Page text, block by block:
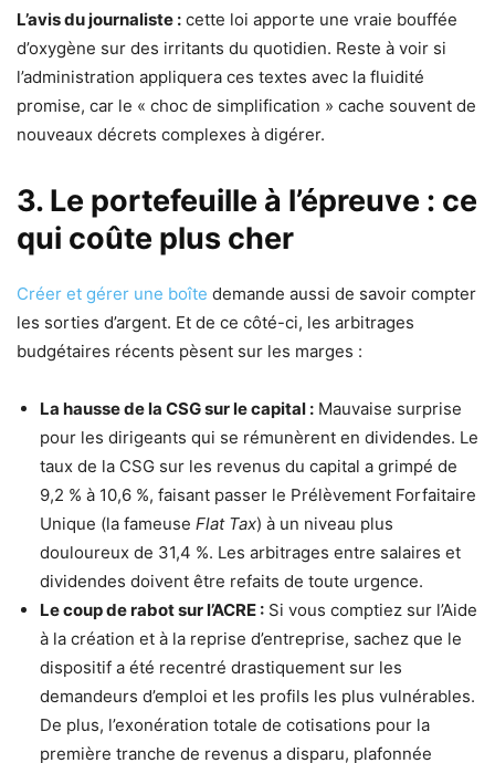
L’avis du journaliste : cette loi apporte une vraie bouffée
d’oxygène sur des irritants du quotidien. Reste à voir si
l’administration appliquera ces textes avec la fluidité
promise, car le « choc de simplification » cache souvent de
nouveaux décrets complexes à digérer.
3. Le portefeuille à l’épreuve : ce
qui coûte plus cher
Créer et gérer une boîte demande aussi de savoir compter
les sorties d’argent. Et de ce côté-ci, les arbitrages
budgétaires récents pèsent sur les marges :
La hausse de la CSG sur le capital : Mauvaise surprise
pour les dirigeants qui se rémunèrent en dividendes. Le
taux de la CSG sur les revenus du capital a grimpé de
9,2 % à 10,6 %, faisant passer le Prélèvement Forfaitaire
Unique (la fameuse Flat Tax) à un niveau plus
douloureux de 31,4 %. Les arbitrages entre salaires et
dividendes doivent être refaits de toute urgence.
Le coup de rabot sur l’ACRE : Si vous comptiez sur l’Aide
à la création et à la reprise d’entreprise, sachez que le
dispositif a été recentré drastiquement sur les
demandeurs d’emploi et les profils les plus vulnérables.
De plus, l’exonération totale de cotisations pour la
première tranche de revenus a disparu, plafonnée